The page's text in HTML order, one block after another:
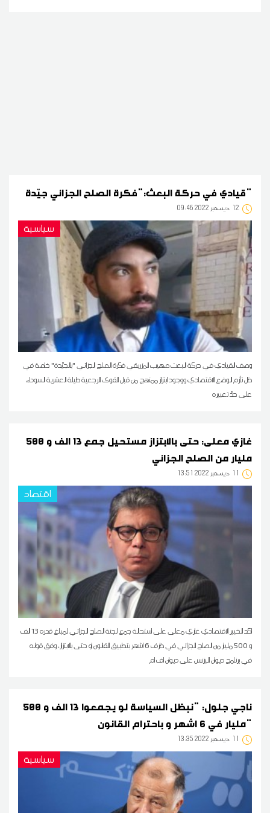
قيادي في حركة البعث:"فكرة الصلح الجزائي جيّدة"
12 09:46 2022 ديسمبر
سياسية
وصف القيادي في حركة البعث صهيب المزريقي فكرة الصلح الجزائي "بالجيّدة" خاصة في
ظل تأزم الوضع الاقتصادي ووجود ابتزاز ممنهج من قبل القوى الرجعية طيلة العشرية السوداء،
على حدّ تعبيره
غازي معلى: حتى بالابتزاز مستحيل جمع 13 الف و 500
مليار من الصلح الجزائي
11 13:51 2022 ديسمبر
اقتصاد
اكد الخبير الاقتصادي غازي معلى على استحالة جمع لجنة الصلح الجزائي لمبلغ قدره 13 الف
و 500 مليار من الصلح الجزائي في ظرف 6 اشهر بتطبيق القانون او حتى بالابتزاز، وفق قوله
في برنامج ديوان البزنس على ديوان اف ام
ناجي جلول: "نبطّل السياسة لو يجمعوا 13 الف و 500
مليار في 6 اشهر و باحترام القانون"
11 13:35 2022 ديسمبر
سياسية